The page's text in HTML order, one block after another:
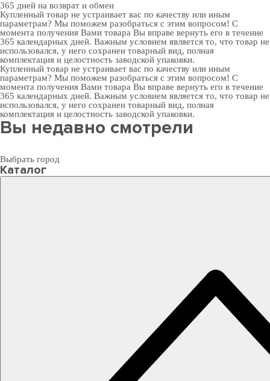
365 дней на возврат и обмен
Купленный товар не устраивает вас по качеству или иным
параметрам? Мы поможем разобраться с этим вопросом! С
момента получения Вами товара Вы вправе вернуть его в течение
365 календарных дней. Важным условием является то, что товар не
использовался, у него сохранен товарный вид, полная
комплектация и целостность заводской упаковки.
Купленный товар не устраивает вас по качеству или иным
параметрам? Мы поможем разобраться с этим вопросом! С
момента получения Вами товара Вы вправе вернуть его в течение
365 календарных дней. Важным условием является то, что товар не
использовался, у него сохранен товарный вид, полная
комплектация и целостность заводской упаковки.
Вы недавно смотрели
Выбрать город
Каталог